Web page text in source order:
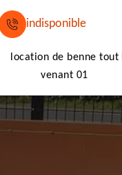
indisponible
location de benne tout
venant 01